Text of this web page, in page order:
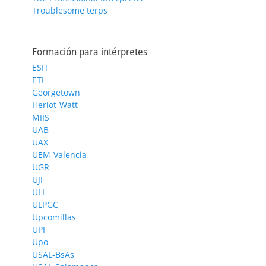
Troublesome terps
Formación para intérpretes
ESIT
ETI
Georgetown
Heriot-Watt
MIIS
UAB
UAX
UEM-Valencia
UGR
UJI
ULL
ULPGC
Upcomillas
UPF
Upo
USAL-BsAs